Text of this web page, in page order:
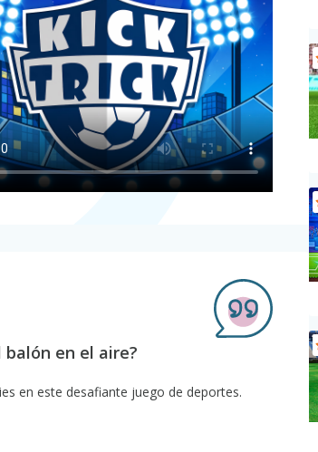
en el aire?
en este desafiante juego de deportes.